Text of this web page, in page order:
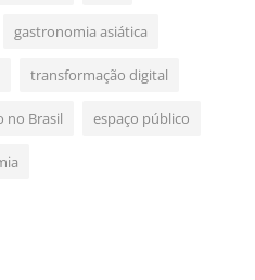
gastronomia asiática
transformação digital
no Brasil espaço público